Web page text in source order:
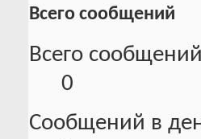
Всего сообщений
Всего сообщений
0
Сообщений в